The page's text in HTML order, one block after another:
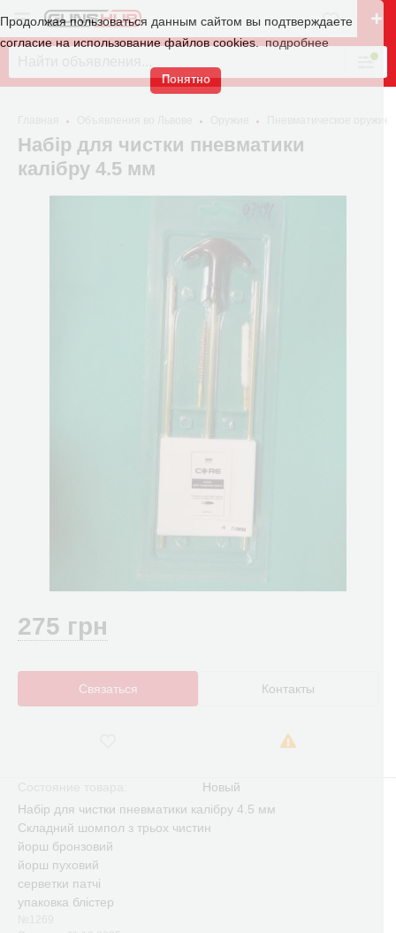
Продолжая пользоваться данным сайтом вы подтверждаете
согласие на использование файлов cookies.
подробнее
Понятно
Пневматическое оружие
Набір для чистки пневматики
калібру 4.5 мм
275 грн
Связаться Контакты
Новый
Набір для чистки пневматики калібру 4.5 мм
Складний шомпол з трьох чистин
йорш бронзовий
йорш пуховий
серветки патчі
упаковка блістер